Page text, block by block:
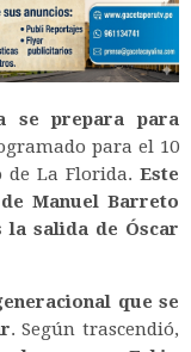
se prepara para
para el 10
de La Florida. Este
Manuel Barreto
salida de Óscar
que se
. Según trascendió,